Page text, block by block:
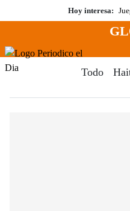
al
Hoy interesa:
Menú
Todo